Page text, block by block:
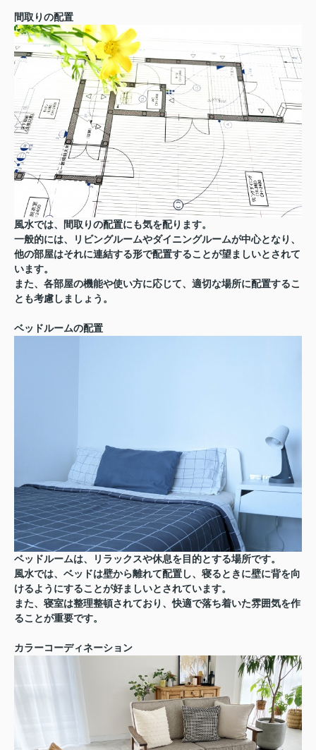
間取りの配置
風水では、間取りの配置にも気を配ります。
一般的には、リビングルームやダイニングルームが中心となり、
他の部屋はそれに連結する形で配置することが望ましいとされて
います。
また、各部屋の機能や使い方に応じて、適切な場所に配置するこ
とも考慮しましょう。
ベッドルームの配置
ベッドルームは、リラックスや休息を目的とする場所です。
風水では、ベッドは壁から離れて配置し、寝るときに壁に背を向
けるようにすることが好ましいとされています。
また、寝室は整理整頓されており、快適で落ち着いた雰囲気を作
ることが重要です。
カラーコーディネーション